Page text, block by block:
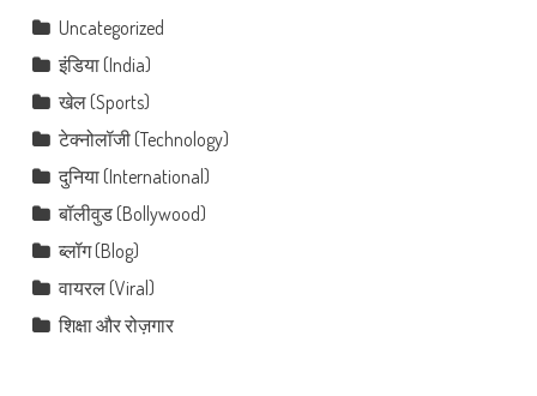
Uncategorized
इंडिया (India)
खेल (Sports)
टेक्नोलॉजी (Technology)
दुनिया (International)
बॉलीवुड (Bollywood)
ब्लॉग (Blog)
वायरल (Viral)
शिक्षा और रोज़गार